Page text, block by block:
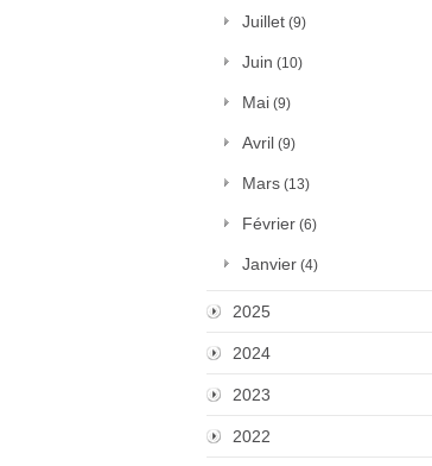
Juillet (9)
Juin (10)
Mai (9)
Avril (9)
Mars (13)
Février (6)
Janvier (4)
2025
2024
2023
2022